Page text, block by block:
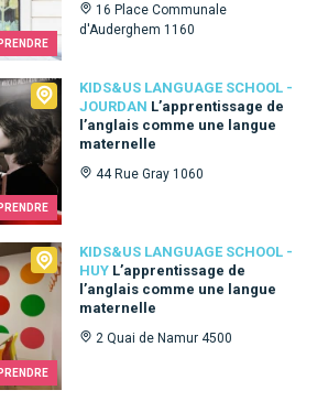
16 Place Communale
d'Auderghem 1160
KIDS&US LANGUAGE SCHOOL -
JOURDAN L’apprentissage de
l’anglais comme une langue
maternelle
44 Rue Gray 1060
- Jourdan
KIDS&US LANGUAGE SCHOOL -
HUY L’apprentissage de
l’anglais comme une langue
maternelle
2 Quai de Namur 4500
- Huy